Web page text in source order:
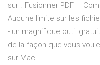
sur . Fusionner PDF –
Aucune limite sur les
- un magnifique outil
de la façon que vous
sur Mac